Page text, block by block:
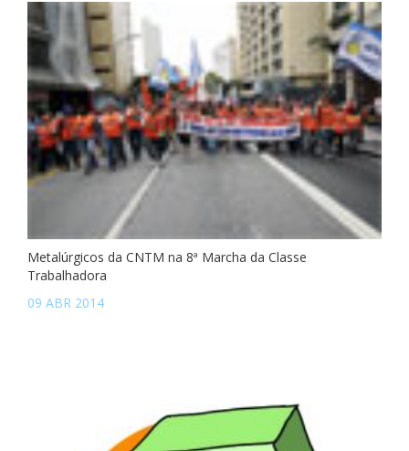
Metalúrgicos da CNTM na 8ª Marcha da Classe
Trabalhadora
09 ABR 2014